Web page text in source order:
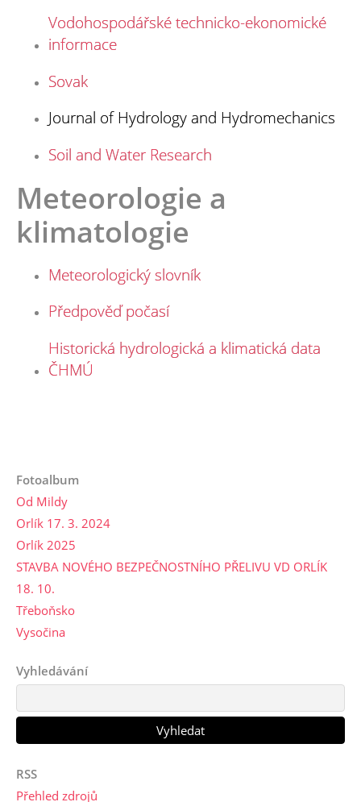
Vodohospodářské technicko-ekonomické
informace
Sovak
Journal of Hydrology and Hydromechanics
Soil and Water Research
Meteorologie a
klimatologie
Meteorologický slovník
Předpověď počasí
Historická hydrologická a klimatická data
ČHMÚ
Fotoalbum
Od Mildy
Orlík 17. 3. 2024
Orlík 2025
STAVBA NOVÉHO BEZPEČNOSTNÍHO PŘELIVU VD ORLÍK
18. 10.
Třeboňsko
Vysočina
Vyhledávání
RSS
Přehled zdrojů